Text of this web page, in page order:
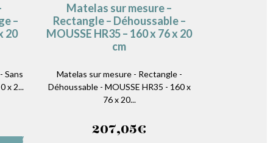
–
20
Sans
x 2...
Matelas sur mesure –
Rectangle – Déhoussable –
MOUSSE HR35 – 160 x 76 x 20
cm
Matelas sur mesure - Rectangle -
Déhoussable - MOUSSE HR35 - 160 x
76 x 20...
207,05€